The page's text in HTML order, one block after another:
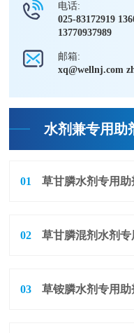
电话:
025-83172919
13770937989
邮箱:
xq@wellnj.com
水剂兼专用助
01 草甘膦水剂专用助
02 草甘膦混剂水剂专
03 草铵膦水剂专用助